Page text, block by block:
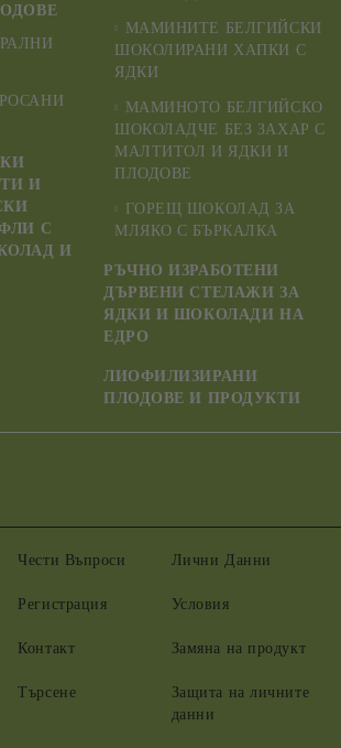
И
С
И
МАМИНИТЕ БЕЛГИЙСКИ
ШОКОЛИРАНИ ХАПКИ С
ЯДКИ
МАМИНОТО БЕЛГИЙСКО
ШОКОЛАДЧЕ БЕЗ ЗАХАР С
МАЛТИТОЛ И ЯДКИ И
ПЛОДОВЕ
ГОРЕЩ ШОКОЛАД ЗА
МЛЯКО С БЪРКАЛКА
РЪЧНО ИЗРАБОТЕНИ
ДЪРВЕНИ СТЕЛАЖИ ЗА
ЯДКИ И ШОКОЛАДИ НА
ЕДРО
ЛИОФИЛИЗИРАНИ
ПЛОДОВЕ И ПРОДУКТИ
Чести Въпроси
Регистрация
Контакт
Търсене
Лични Данни
Условия
Замяна на продукт
Защита на личните
данни